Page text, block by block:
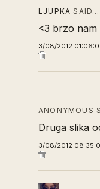
LJUPKA SAID…
<3 brzo
3/08/2012
ANONYMOUS
Druga slika
3/08/2012